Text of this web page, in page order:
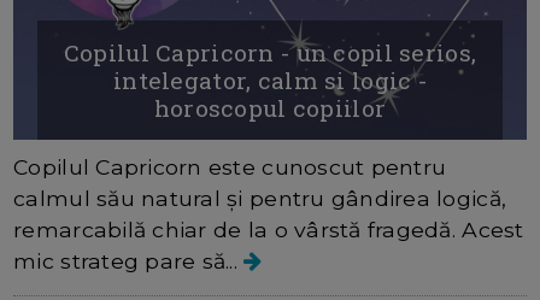
Copilul Capricorn - un copil serios,
intelegator, calm si logic -
horoscopul copiilor
Copilul Capricorn este cunoscut pentru
calmul său natural și pentru gândirea logică,
remarcabilă chiar de la o vârstă fragedă. Acest
mic strateg pare să...